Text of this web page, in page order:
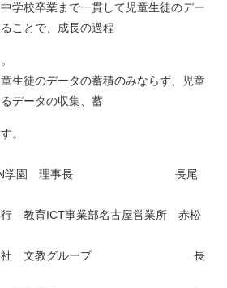
卒業まで一貫して児童生徒のデー
ことで、成長の過程
のデータの蓄積のみならず、児童
データの収集、蓄
学園 理事長 長尾
育ICT事業部名古屋営業所 赤松
会社 文教グループ 長